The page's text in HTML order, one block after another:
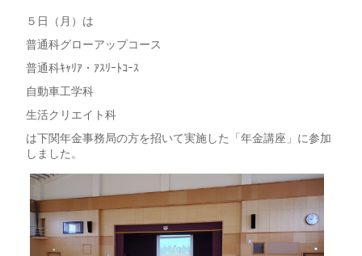
５日（月）は
普通科グローアップコース
普通科ｷｬﾘｱ・ｱｽﾘｰﾄｺｰｽ
自動車工学科
生活クリエイト科
は下関年金事務局の方を招いて実施した「年金講座」に参加
しました。